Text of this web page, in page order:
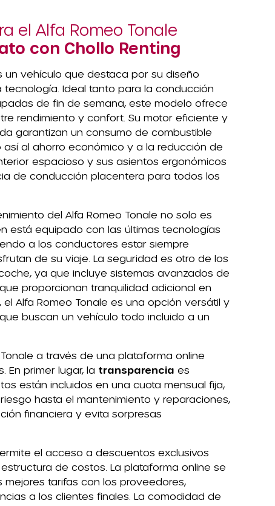
el Alfa Romeo Tonale
con Chollo Renting
un vehículo que destaca por su diseño
Ideal tanto para la conducción
de fin de semana, este modelo ofrece
rendimiento y confort. Su motor eficiente y
garantizan un consumo de combustible
al ahorro económico y a la reducción de
espacioso y sus asientos ergonómicos
de conducción placentera para todos los
del Alfa Romeo Tonale no solo es
está equipado con las últimas tecnologías
a los conductores estar siempre
de su viaje. La seguridad es otro de los
ya que incluye sistemas avanzados de
proporcionan tranquilidad adicional en
Alfa Romeo Tonale es una opción versátil y
buscan un vehículo todo incluido a un
a través de una plataforma online
En primer lugar, la transparencia es
están incluidos en una cuota mensual fija,
hasta el mantenimiento y reparaciones,
financiera y evita sorpresas
el acceso a descuentos exclusivos
de costos. La plataforma online se
tarifas con los proveedores,
a los clientes finales. La comodidad de